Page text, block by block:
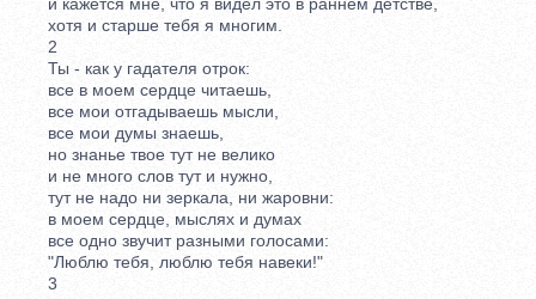
хотя и старше тебя я многим.
2
Ты - как у гадателя отрок:
все в моем сердце читаешь,
все мои отгадываешь мысли,
все мои думы знаешь,
но знанье твое тут не велико
и не много слов тут и нужно,
тут не надо ни зеркала, ни жаровни:
в моем сердце, мыслях и думах
все одно звучит разными голосами:
"Люблю тебя, люблю тебя навеки!"
3